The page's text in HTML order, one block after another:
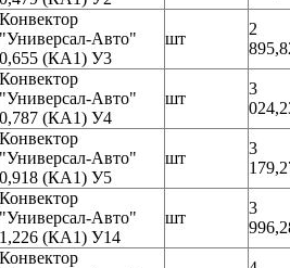
Конвектор
"Универсал-Авто"
0,655 (КА1) У3
шт
2
Конвектор
"Универсал-Авто"
0,787 (КА1) У4
шт
3
Конвектор
"Универсал-Авто"
0,918 (КА1) У5
шт
3
Конвектор
"Универсал-Авто"
1,226 (КА1) У14
шт
3
Конвектор